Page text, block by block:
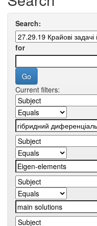
Search:
for
Current filters: